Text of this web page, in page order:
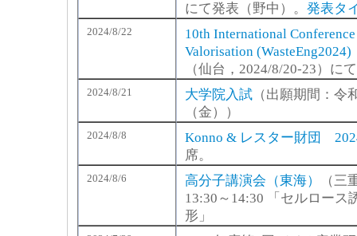
にて発表（野中）。 発表タ
2024/8/22
10th International
Valorisation (WasteEng2024)
（仙台，2024/8/20-23）に
2024/8/21 大学院入試（出願期間：令
（金））
2024/8/8
Konno & レスター財団
席。
2024/8/6 高分子講演会（東海）
（三
13:30～14:30 「セルロース
形」